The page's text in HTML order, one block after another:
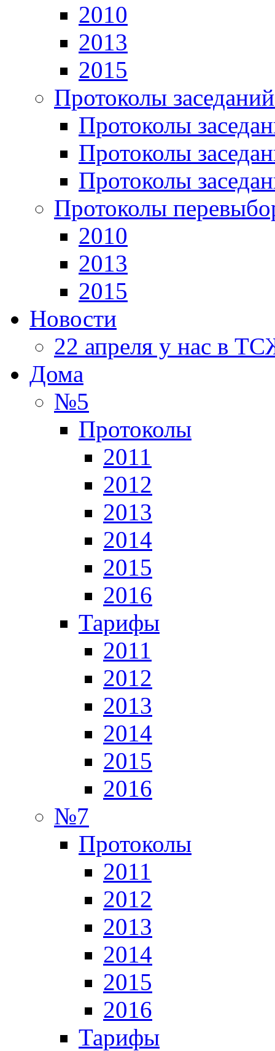
2010
2013
2015
Протоколы
Протоколы
Протоколы
Протоколы
Протоколы
2010
2013
2015
Новости
22 апреля у нас в
Дома
№5
Протоколы
2011
2012
2013
2014
2015
2016
Тарифы
2011
2012
2013
2014
2015
2016
№7
Протоколы
2011
2012
2013
2014
2015
2016
Тарифы